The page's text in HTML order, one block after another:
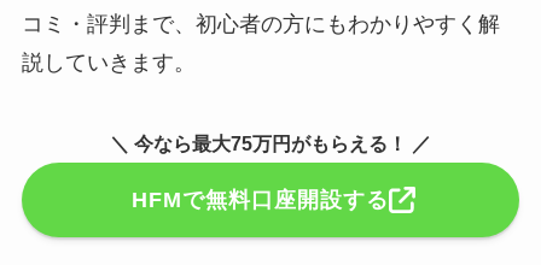
コミ・評判まで、初心者の方にもわかりやすく解
説していきます。
＼ 今なら最大75万円がもらえる！ ／
HFMで無料口座開設する